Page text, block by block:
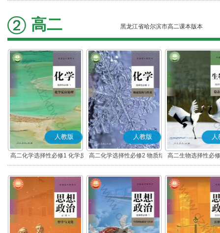
高二 黑龙江省哈尔滨市高二课本版本
人教版
高二化学选择性必修1 化学反
应原理
人教版
高二化学选择性必修2 物质结
构与性质
人
高二生物选择性必
调节